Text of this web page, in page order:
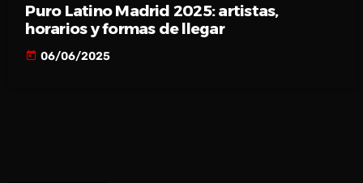
Puro Latino Madrid 2025: artistas,
horarios y formas de llegar
today 06/06/2025